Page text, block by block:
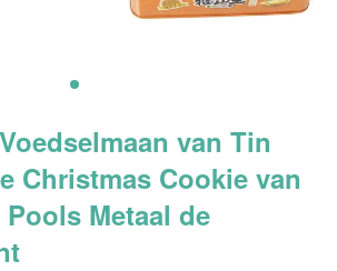
van Tin
Christmas Cookie van
Metaal de